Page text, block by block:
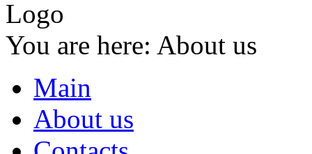
You are here: About us
Main
About us